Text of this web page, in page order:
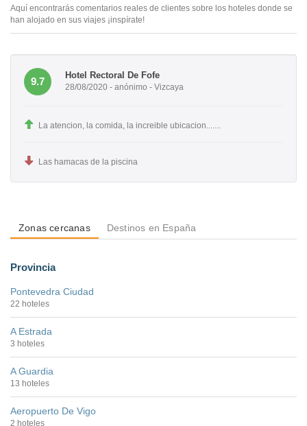
Aquí encontrarás comentarios reales de clientes sobre los hoteles donde se
han alojado en sus viajes ¡inspírate!
9.7
Hotel Rectoral De Fofe
28/08/2020 - anónimo - Vizcaya
La atencion, la comida, la increible ubicacion.......
Las hamacas de la piscina
Zonas cercanas Destinos en España
Provincia
Pontevedra Ciudad
22 hoteles
A Estrada
3 hoteles
A Guardia
13 hoteles
Aeropuerto De Vigo
2 hoteles